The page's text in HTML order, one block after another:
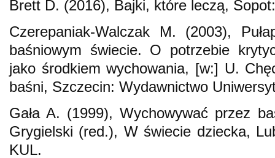
Brett D. (2016), Bajki, które leczą,
Czerepaniak-Walczak M. (2003),
baśniowym świecie. O potrzebie
jako środkiem wychowania, [w:] U.
baśni, Szczecin: Wydawnictwo
Gała A. (1999), Wychowywać przez
Grygielski (red.), W świecie dziecka,
KUL.